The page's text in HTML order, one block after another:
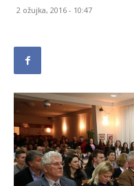
2 ožujka, 2016 - 10:47